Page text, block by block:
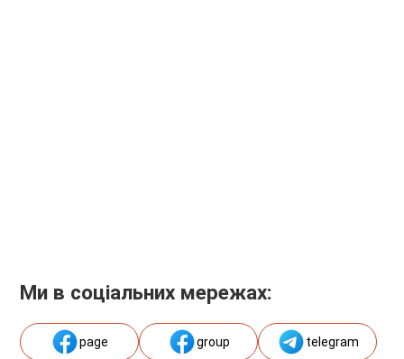
Ми в соціальних мережах:
page group telegram